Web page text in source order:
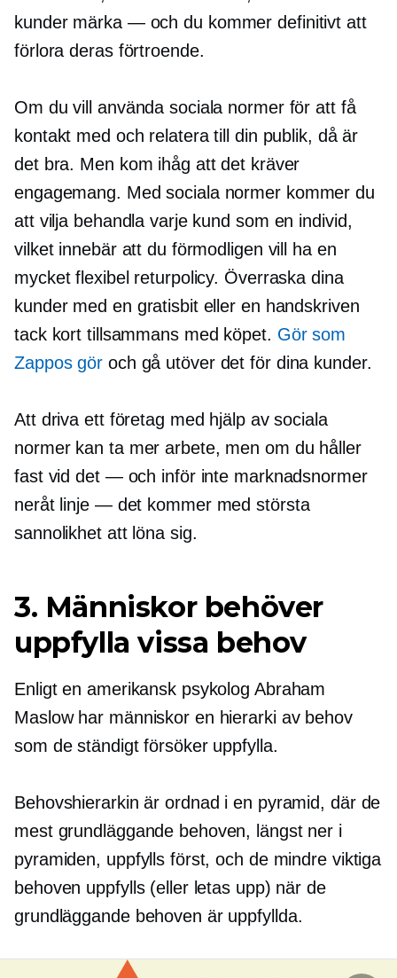
kunder märka — och du kommer definitivt att
förlora deras förtroende.
Om du vill använda sociala normer för att få
kontakt med och relatera till din publik, då är
det bra. Men kom ihåg att det kräver
engagemang. Med sociala normer kommer du
att vilja behandla varje kund som en individ,
vilket innebär att du förmodligen vill ha en
mycket flexibel returpolicy. Överraska dina
kunder med en gratisbit eller en handskriven
tackkort tillsammans med köpet. Gör som
Zappos gör och gå utöver det för dina kunder.
Att driva ett företag med hjälp av sociala
normer kan ta mer arbete, men om du håller
fast viddet — och inför inte marknadsnormer
neråt linje — det kommer med största
sannolikhet att löna sig.
3. Människor behöver
uppfylla vissa behov
Enligt en amerikansk psykolog Abraham
Maslow har människor en hierarki av behov
som de ständigt försöker uppfylla.
Behovshierarkin är ordnad i en pyramid, där de
mest grundläggande behoven, längst ner i
pyramiden, uppfylls först, och de mindre viktiga
behoven uppfylls (eller letas upp) när de
grundläggande behoven är uppfyllda.